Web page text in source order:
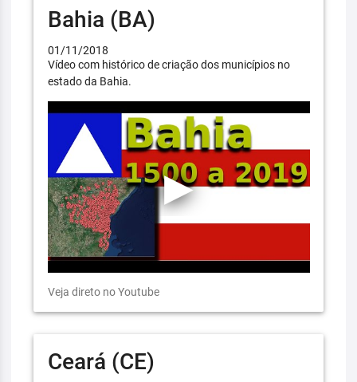
Bahia (BA)
01/11/2018
Vídeo com histórico de criação dos municípios no
estado da Bahia.
Veja direto no Youtube
Ceará (CE)